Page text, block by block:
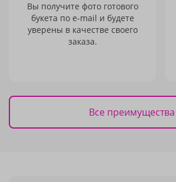
Вы получите фото готового
букета по e-mail и будете
уверены в качестве своего
заказа.
Все преимущества